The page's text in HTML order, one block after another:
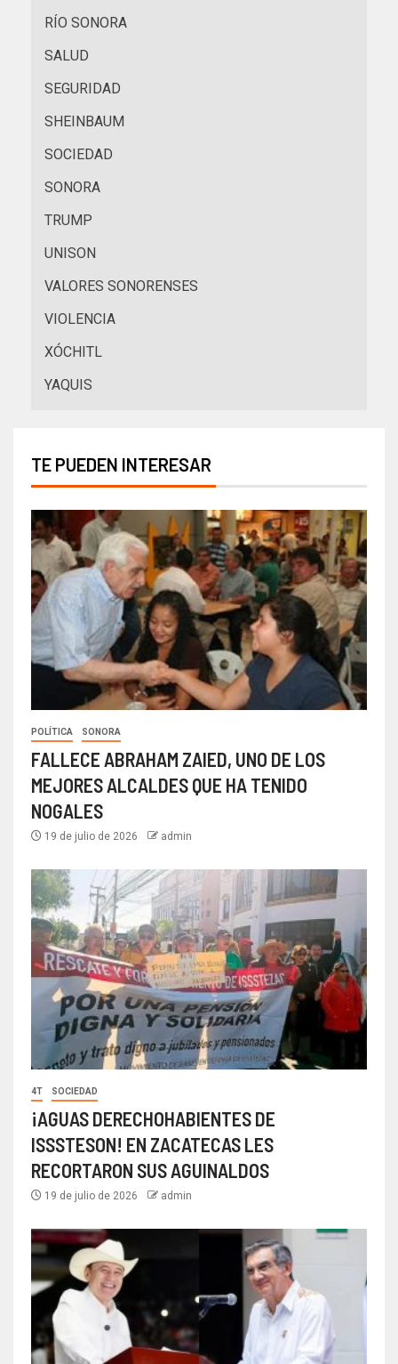
RÍO SONORA
SALUD
SEGURIDAD
SHEINBAUM
SOCIEDAD
SONORA
TRUMP
UNISON
VALORES SONORENSES
VIOLENCIA
XÓCHITL
YAQUIS
TE PUEDEN INTERESAR
POLÍTICA SONORA
FALLECE ABRAHAM ZAIED, UNO DE LOS
MEJORES ALCALDES QUE HA TENIDO
NOGALES
19 de julio de 2026 admin
4T SOCIEDAD
¡AGUAS DERECHOHABIENTES DE
ISSSTESON! EN ZACATECAS LES
RECORTARON SUS AGUINALDOS
19 de julio de 2026 admin